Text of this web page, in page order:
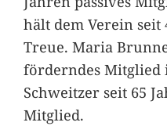
hält dem Verein seit
Treue. Maria
förderndes Mitglied
Schweitzer seit 65
Mitglied.